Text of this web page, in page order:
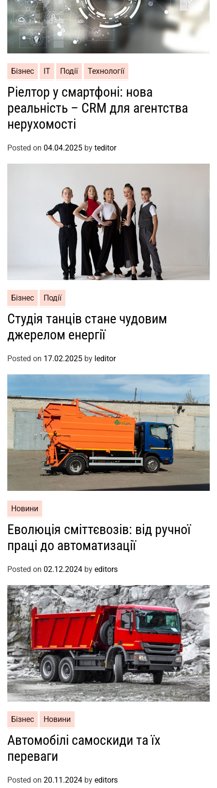
Бізнес ІТ Події Технології
Ріелтор у смартфоні: нова
реальність – CRM для агентства
нерухомості
Posted on 04.04.2025 by teditor
Бізнес Події
Студія танців стане чудовим
джерелом енергії
Posted on 17.02.2025 by leditor
Новини
Еволюція сміттєвозів: від ручної
праці до автоматизації
Posted on 02.12.2024 by editors
Бізнес Новини
Автомобілі самоскиди та їх
переваги
Posted on 20.11.2024 by editors